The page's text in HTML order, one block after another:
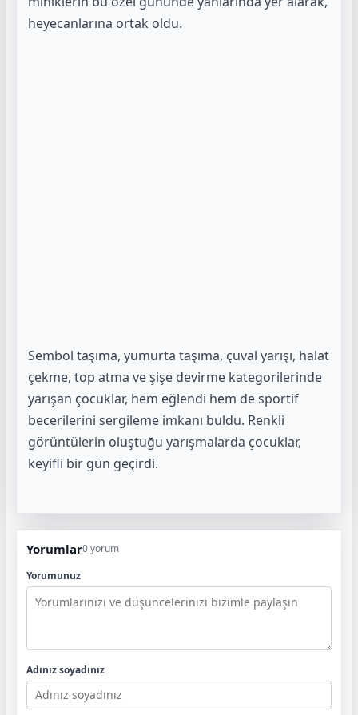
heyecanlarına ortak oldu.
Sembol taşıma, yumurta taşıma, çuval yarışı, halat
çekme, top atma ve şişe devirme kategorilerinde
yarışan çocuklar, hem eğlendi hem de sportif
becerilerini sergileme imkanı buldu. Renkli
görüntülerin oluştuğu yarışmalarda çocuklar,
keyifli bir gün geçirdi.
Yorumlar0 yorum
Yorumunuz
Adınız soyadınız